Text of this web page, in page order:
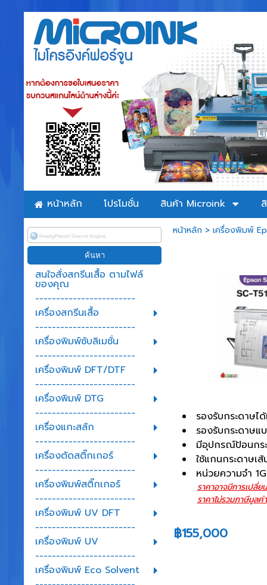
หน้าหลัก โปรโมชั่น สินค้า Microink
สนใจสั่งสกรีนเสื้อ ตามไฟล์
ของคุณ
------------------------
เครื่องสกรีนเสื้อ
------------------------
เครื่องพิมพ์ซับลิเมชั่น
------------------------
เครื่องพิมพ์ DFT/DTF
------------------------
เครื่องพิมพ์ DTG
------------------------
เครื่องแกะสลัก
------------------------
เครื่องตัดสติ๊กเกอร์
------------------------
เครื่องพิมพ์สติ๊กเกอร์
------------------------
เครื่องพิมพ์ UV DFT
------------------------
เครื่องพิมพ์ UV
------------------------
เครื่องพิมพ์ Eco Solvent
หน้าหลัก> เครื่องพิมพ์
รองรับกระดาษ
รองรับกระดาษ
มีอุปกรณ์ป้อนกร
ใช้แกนกระดาษเ
หน่วยความจํา
ราคาอาจมีการเปลี่
ราคาไม่รวมภาษีมูล
฿155,000